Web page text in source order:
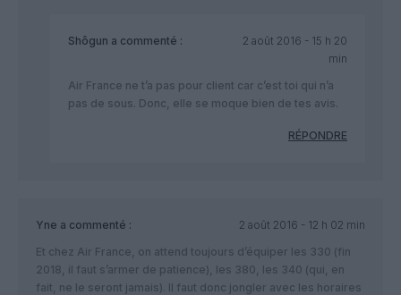
Shôgun a commenté :
2 août 2016 - 15 h 20
min
Air France ne t’a pas pour client car c’est toi qui n’a
pas de sous. Donc, elle se moque bien de tes avis.
RÉPONDRE
Yne a commenté :
2 août 2016 - 12 h 02 min
Et chez Air France, on attend toujours d’équiper les 330 (fin
2018, il faut s’armer de patience), les 380, les 340 (qui, en
fait, ne le seront jamais). Il faut donc jongler avec les horaires